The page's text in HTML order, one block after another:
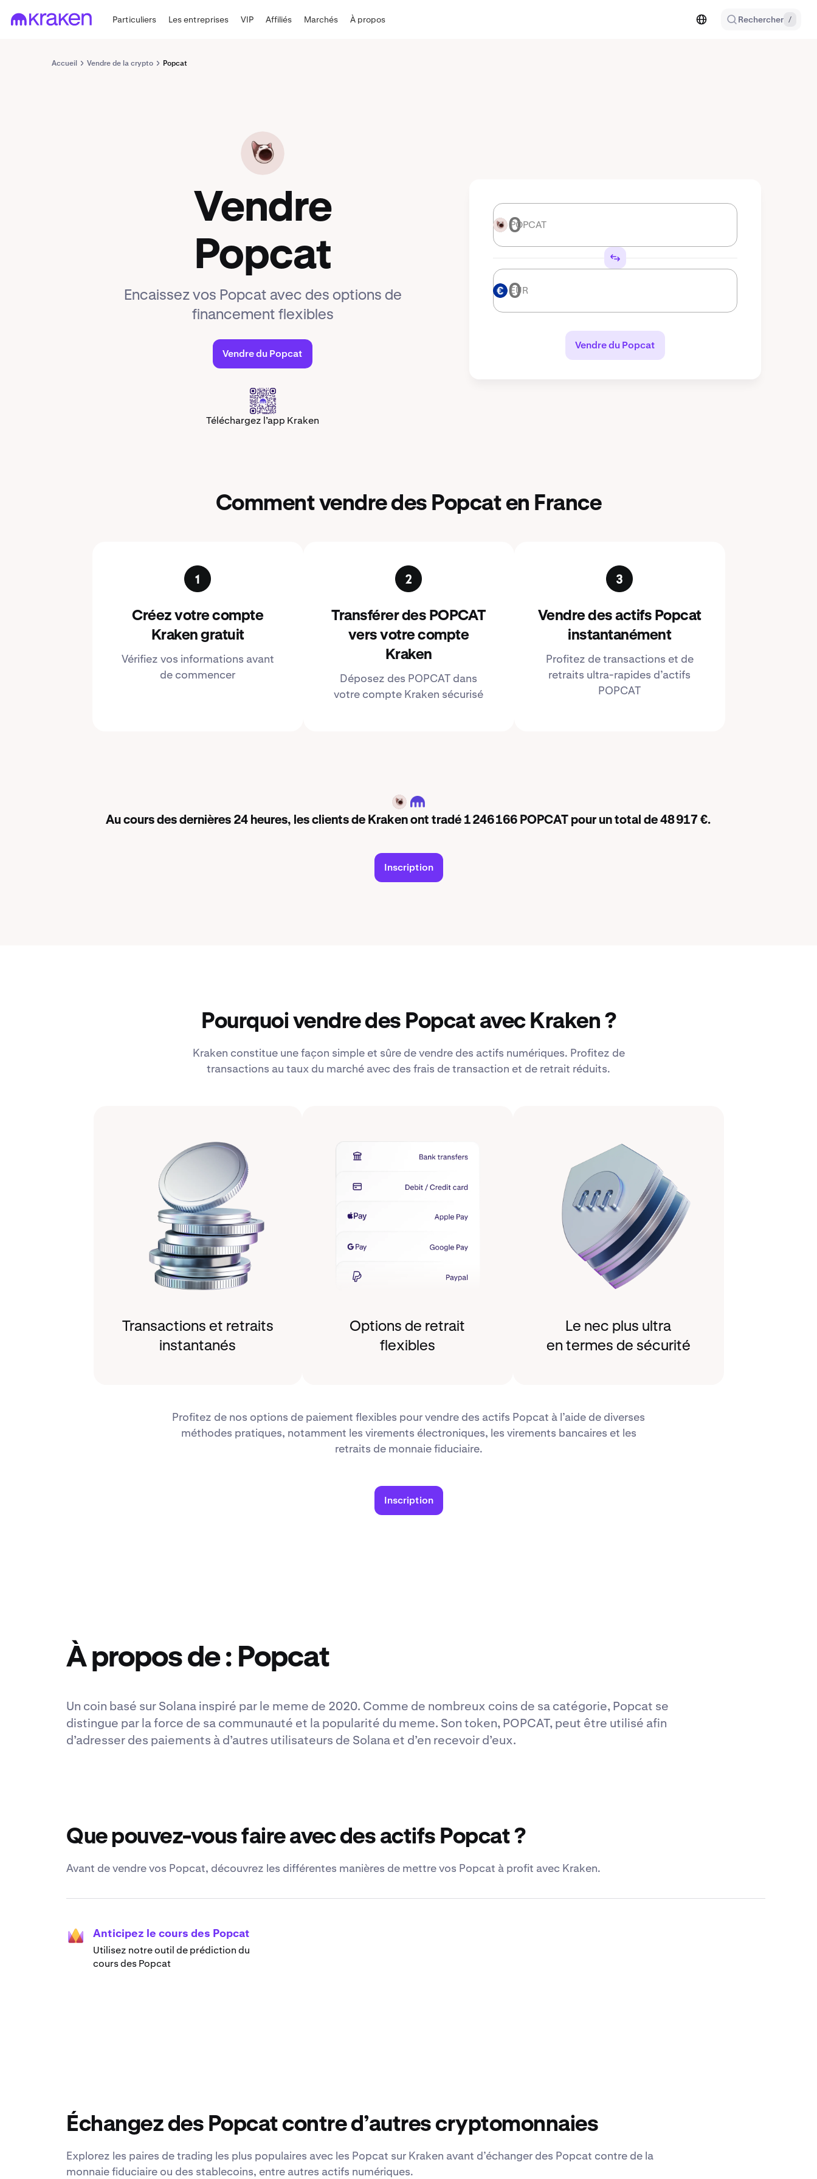
Particuliers Les entreprises VIP Affiliés Marchés À propos Rechercher /
Accueil Vendre de la crypto Popcat
POPCAT
Vendre
Popcat
Encaissez vos Popcat avec des options de
financement flexibles
Vendre du Popcat
Téléchargez l’app Kraken
POPCAT POPCAT
EUR EUR
Vendre du Popcat
Comment vendre des Popcat en France
Créez votre compte
Kraken gratuit
Vérifiez vos informations avant
de commencer
Transférer des POPCAT
vers votre compte
Kraken
Déposez des POPCAT dans
votre compte Kraken sécurisé
Vendre des actifs Popcat
instantanément
Profitez de transactions et de
retraits ultra-rapides d’actifs
POPCAT
POPCAT
Au cours des dernières 24 heures, les clients de Kraken ont tradé 1 246 166 POPCAT pour un total de 48 917 €.
Inscription
Pourquoi vendre des Popcat avec Kraken ?
Kraken constitue une façon simple et sûre de vendre des actifs numériques. Profitez de
transactions au taux du marché avec des frais de transaction et de retrait réduits.
Transactions et retraits
instantanés
Options de retrait
flexibles
Le nec plus ultra
en termes de sécurité
Profitez de nos options de paiement flexibles pour vendre des actifs Popcat à l’aide de diverses
méthodes pratiques, notamment les virements électroniques, les virements bancaires et les
retraits de monnaie fiduciaire.
Inscription
À propos de : Popcat
Un coin basé sur Solana inspiré par le meme de 2020. Comme de nombreux coins de sa catégorie, Popcat se
distingue par la force de sa communauté et la popularité du meme. Son token, POPCAT, peut être utilisé afin
d’adresser des paiements à d’autres utilisateurs de Solana et d’en recevoir d’eux.
Que pouvez-vous faire avec des actifs Popcat ?
Avant de vendre vos Popcat, découvrez les différentes manières de mettre vos Popcat à profit avec Kraken.
Anticipez le cours des Popcat
Utilisez notre outil de prédiction du
cours des Popcat
Échangez des Popcat contre d’autres cryptomonnaies
Explorez les paires de trading les plus populaires avec les Popcat sur Kraken avant d’échanger des Popcat contre de la
monnaie fiduciaire ou des stablecoins, entre autres actifs numériques.